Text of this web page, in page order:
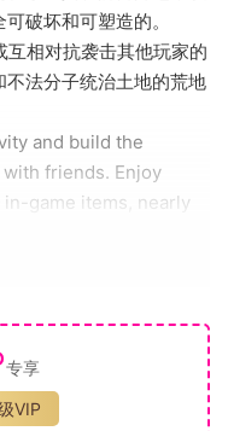
破坏和可塑造的。
相对抗袭击其他玩家的
法分子统治土地的荒地
and build the
friends. Enjoy
game items, nearly
a painting system
each attribute. Gain
100 books. 7 Days to
campaign world, or
专享
VIP